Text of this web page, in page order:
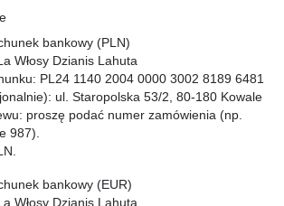
bankowy (PLN)
Włosy Dzianis Lahuta
PL24 1140 2004 0000 3002 8189 6481
ul. Staropolska 53/2, 80-180 Kowale
proszę podać numer zamówienia (np.
987).
bankowy (EUR)
Włosy Dzianis Lahuta